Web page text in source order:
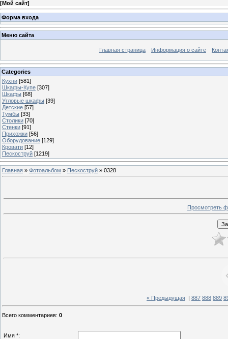
[Мой сайт]
Форма входа
Меню сайта
Главная страница Информация о сайте
Categories
Кухни [581]
Шкафы-Купе [307]
Шкафы [68]
Угловые шкафы [39]
Детские [57]
Тумбы [33]
Столики [70]
Стенки [91]
Прихожки [56]
Оборудование [129]
Кровати [12]
Пескоструй [1219]
Главная » Фотоальбом » Пескоструй » 0328
Просмотреть
« Предыдущая 887 888 889
Всего комментариев: 0
Имя *: